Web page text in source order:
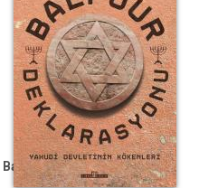
Balfour Deklarasyonu